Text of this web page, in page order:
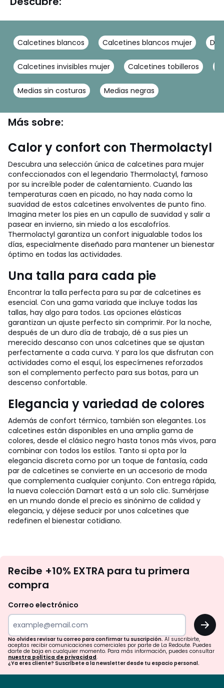
Calcetines blancos Calcetines blancos mujer Dim
Calcetines invisibles mujer Calcetines tobilleros
Medias sin costuras Medias negras
Más sobre:
Calor y confort con Thermolactyl
Descubra una selección única de calcetines para mujer
confeccionados con el legendario Thermolactyl, famoso
por su increíble poder de calentamiento. Cuando las
temperaturas caen en picado, no hay nada como la
suavidad de estos calcetines envolventes de punto fino.
Imagina meter los pies en un capullo de suavidad y salir a
pasear en invierno, sin miedo a los escalofríos.
Thermolactyl garantiza un confort inigualable todos los
días, especialmente diseñado para mantener un bienestar
óptimo en todas las actividades.
Una talla para cada pie
Encontrar la talla perfecta para su par de calcetines es
esencial. Con una gama variada que incluye todas las
tallas, hay algo para todos. Las opciones elásticas
garantizan un ajuste perfecto sin comprimir. Por la noche,
después de un duro día de trabajo, dé a sus pies un
merecido descanso con unos calcetines que se ajustan
perfectamente a cada curva. Y para los que disfrutan con
actividades como el esquí, los especímenes reforzados
son el complemento perfecto para sus botas, para un
descenso confortable.
Elegancia y variedad de colores
Además de confort térmico, también son elegantes. Los
calcetines están disponibles en una amplia gama de
colores, desde el clásico negro hasta tonos más vivos, para
combinar con todos los estilos. Tanto si opta por la
elegancia discreta como por un toque de fantasía, cada
par de calcetines se convierte en un accesorio de moda
que complementa cualquier conjunto. Con entrega rápida,
la nueva colección Damart está a un solo clic. Sumérjase
en un mundo donde el precio es sinónimo de calidad y
elegancia, y déjese seducir por unos calcetines que
redefinen el bienestar cotidiano.
te
tu
para
confirmar
tu
suscripción.
Recibe +10% EXTRA para tu primera
compra
Correo electrónico
OK
No olvides revisar tu correo para confirmar tu suscripción. Al suscribirte,
aceptas recibir comunicaciones comerciales por parte de La Redoute. Puedes
darte de baja en cualquier momento. Para más información, puedes consultar
nuestra política de privacidad.
¿Ya eres cliente? Suscríbete a la newsletter desde tu espacio personal.